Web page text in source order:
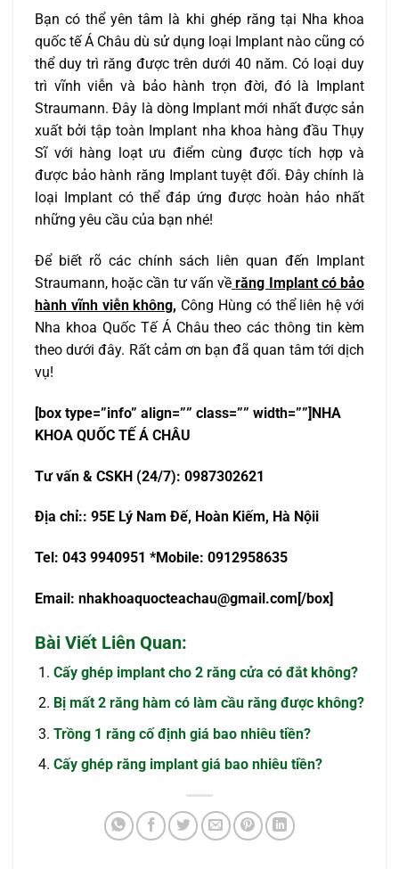
Bạn có thể yên tâm là khi ghép răng tại Nha khoa
quốc tế Á Châu dù sử dụng loại Implant nào cũng có
thể duy trì răng được trên dưới 40 năm. Có loại duy
trì vĩnh viễn và bảo hành trọn đời, đó là Implant
Straumann. Đây là dòng Implant mới nhất được sản
xuất bởi tập toàn Implant nha khoa hàng đầu Thụy
Sĩ với hàng loạt ưu điểm cùng được tích hợp và
được bảo hành răng Implant tuyệt đối. Đây chính là
loại Implant có thể đáp ứng được hoàn hảo nhất
những yêu cầu của bạn nhé!
Để biết rõ các chính sách liên quan đến Implant
Straumann, hoặc cần tư vấn về răng Implant có bảo
hành vĩnh viễn không, Công Hùng có thể liên hệ với
Nha khoa Quốc Tế Á Châu theo các thông tin kèm
theo dưới đây. Rất cảm ơn bạn đã quan tâm tới dịch
vụ!
[box type=”info” align=”” class=”” width=””]NHA
KHOA QUỐC TẾ Á CHÂU
Tưvấn & CSKH (24/7): 0987302621
Địa chỉ:: 95E Lý Nam Đế, Hoàn Kiếm, Hà Nộii
Tel: 043 9940951 *Mobile: 0912958635
Email: nhakhoaquocteachau@gmail.com [/box]
Bài Viết Liên Quan:
Cấy ghép implant cho 2 răng cửa có đắt không?
Bị mất 2 răng hàm có làm cầu răng được không?
Trồng 1 răng cố định giá bao nhiêu tiền?
Cấy ghép răng implant giá bao nhiêu tiền?